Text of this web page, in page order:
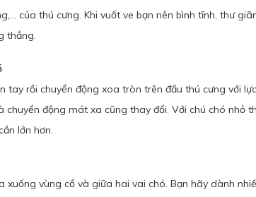
của thú cưng. Khi vuốt ve bạn nên bình tĩnh, thư
thẳng.
tay rồi chuyển động xoa tròn trên đầu thú cưng với
chuyển động mát xa cũng thay đổi. Với chú chó nhỏ
lớn hơn.
xuống vùng cổ và giữa hai vai chó. Bạn hãy dành